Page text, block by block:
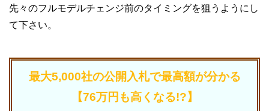
先々のフルモデルチェンジ前のタイミングを狙うようにし
て下さい。
最大5,000社の公開入札で最高額が分かる
【76万円も高くなる!?】